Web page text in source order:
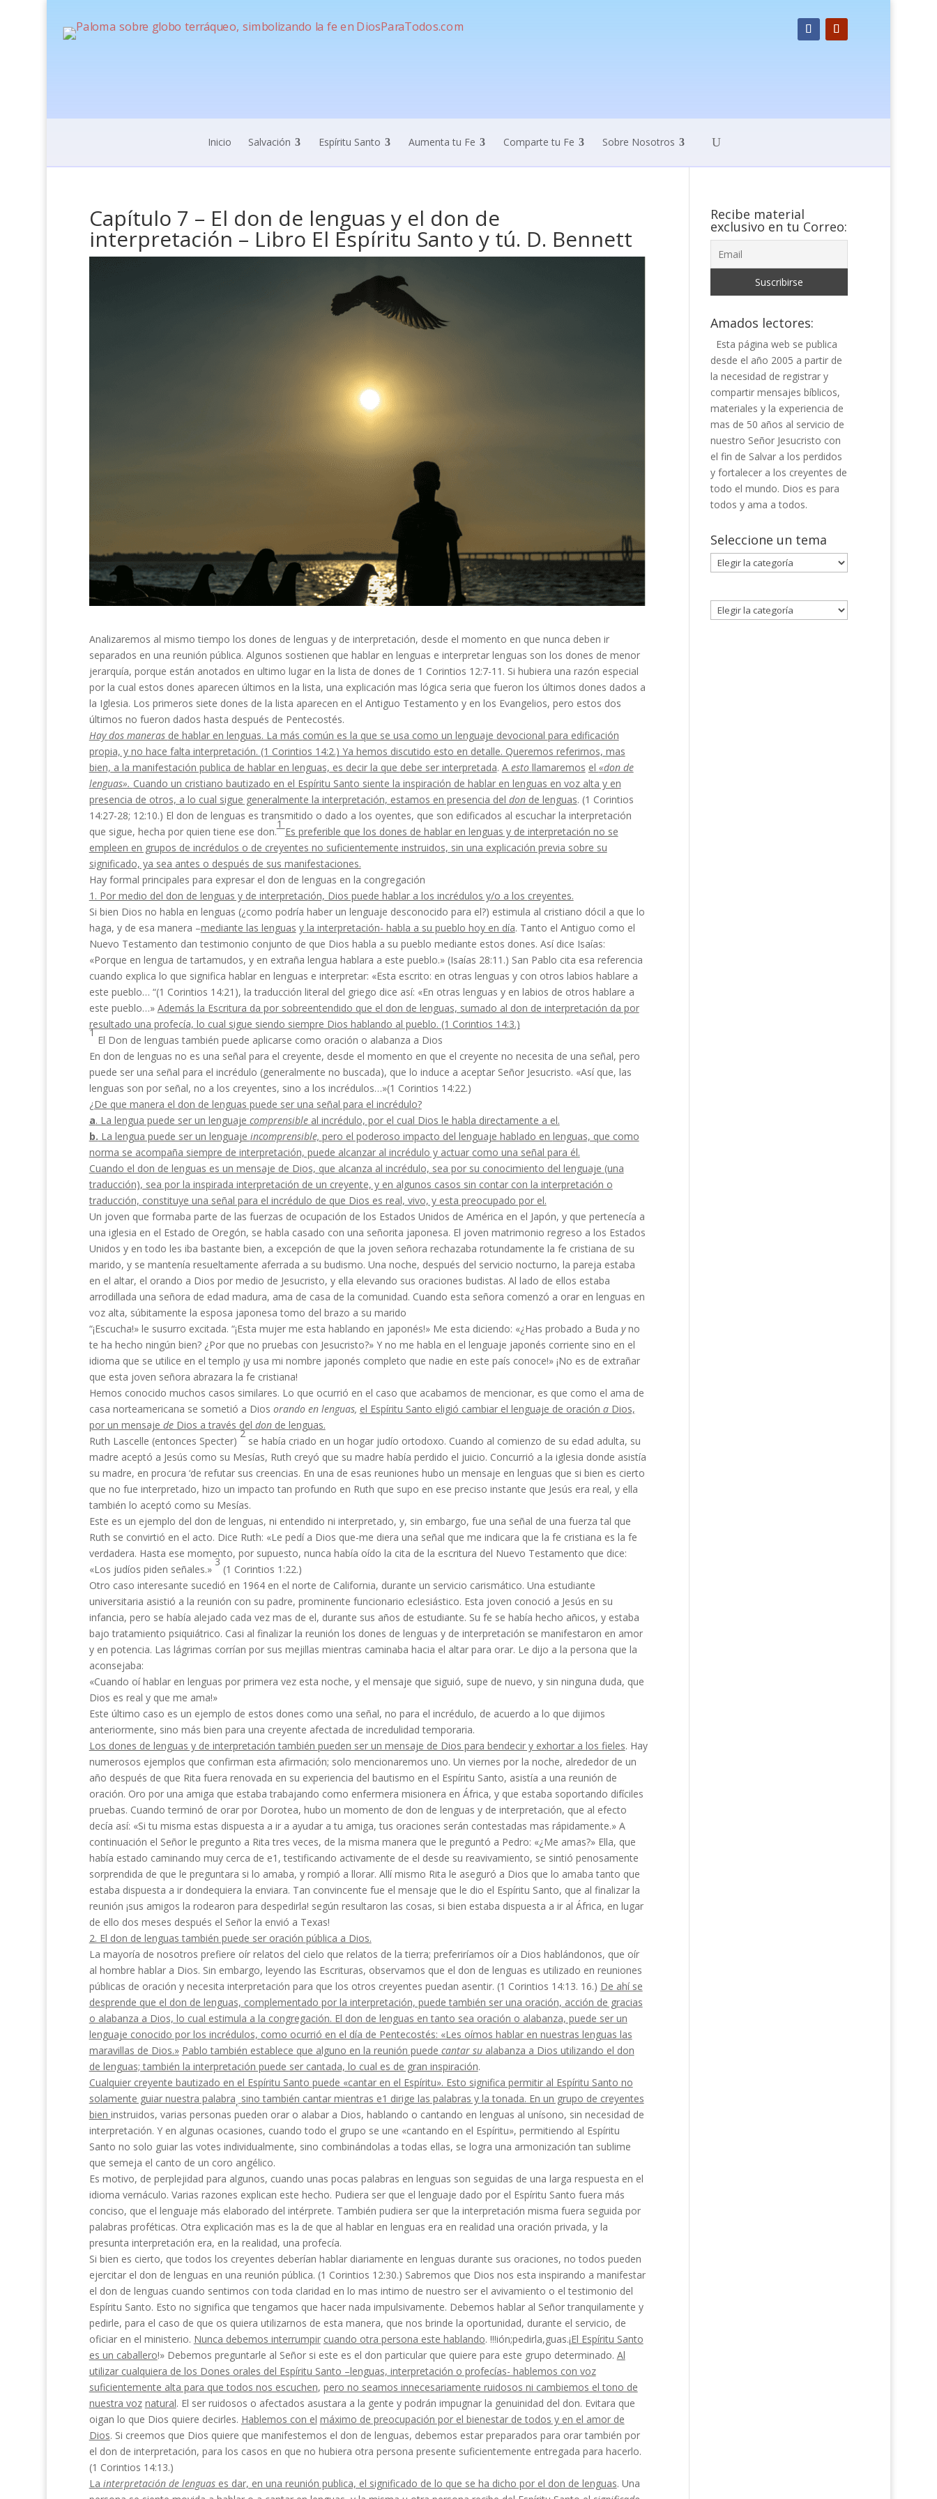
Inicio Salvación Espíritu Santo Aumenta tu Fe Comparte tu Fe Sobre Nosotros
Capítulo 7 – El don de lenguas y el don de
interpretación – Libro El Espíritu Santo y tú. D. Bennett
Analizaremos al mismo tiempo los dones de lenguas y de interpretación, desde el momento en que nunca deben ir
separados en una reunión pública. Algunos sostienen que hablar en lenguas e interpretar lenguas son los dones de menor
jerarquía, porque están anota­dos en ultimo lugar en la lista de dones de 1 Corintios 12:7-11. Si hubiera una razón especial
por la cual estos dones aparecen últimos en la lista, una explicación mas lógica seria que fueron los últimos dones dados a
la Iglesia. Los primeros siete dones de la lista aparecen en el Antiguo Testamento y en los Evan­gelios, pero estos dos
últimos no fueron dados hasta después de Pentecostés.
Haydos maneras de hablar en lenguas. La más común es la que se usa como un lenguaje devocional para edificación
propia, y no hace falta interpretación. (1 Corintios 14:2.) Ya hemos discutido esto en detalle. Queremos referirnos, mas
bien, a la manifestación publica de hablar en lenguas, es decir la que debe ser interpretada. A esto llamaremos el «don de
lenguas». Cuando un cristiano bautizado en el Es­píritu Santo siente la inspiración de hablar en lenguas en voz alta y en
presencia de otros, a lo cual sigue generalmente la interpretación, estamos en pre­sencia del don de lenguas. (1 Corintios
14:27-28; 12:10.) El don de lenguas es transmitido o dado a los oyentes, que son edificados al escuchar la inter­pretación
que sigue, hecha por quien tiene ese don.
1
Es preferible que los dones de hablar en lenguas y de interpretación no se
empleen en grupos de incrédu­los o de creyentes no suficientemente instruidos, sin una explicación previa sobre su
significado, ya sea antes o después de sus manifestaciones.
Hay formal principales para expresar el don de lenguas en la congregación
1. Por medio del don de lenguas y de interpretación, Dios puede hablar a los incrédulos y/o a los creyentes.
Si bien Dios no habla en lenguas (¿como podría haber un lenguaje desconocido para el?) estimula al cristiano dócil a que lo
haga, y de esa manera –me­diante las lenguas y la interpretación- habla a su pueblo hoy en día. Tanto el Antiguo como el
Nuevo Testamento dan testimonio conjunto de que Dios ha­bla a su pueblo mediante estos dones. Así dice Isaías:
«Porque en lengua de tartamudos, y en extraña lengua hablara a este pueblo.» (Isaías 28:11.) San Pablo cita esa referencia
cuando explica lo que significa hablar en lenguas e interpretar: «Esta escrito: en otras lenguas y con otros labios hablare a
este pueblo… “(1 Corintios 14:21), la traducción lite­ral del griego dice así: «En otras lenguas y en labios de otros hablare a
este pueblo…» Además la Escri­tura da por sobreentendido que el don de lenguas, su­mado al don de interpretación da por
resultado una profecía, lo cual sigue siendo siempre Dios hablando al pueblo. (1 Corintios 14:3.)
1
El Don de lenguas también puede aplicarse como oración o alabanza a Dios
En don de lenguas no es una señal para el creyente, desde el momento en que el creyente no necesita de una señal, pero
puede ser una señal para el incrédulo (generalmente no buscada), que lo induce a aceptar Señor Jesucristo. «Así que, las
lenguas son por señal, no a los creyentes, sino a los incrédulos…»(1 Corintios 14:22.)
¿De que manera el don de lenguas puede ser una señal para el incrédulo?
a. La lengua puede ser un lenguaje comprensible al incrédulo, por el cual Dios le habla directamente a el.
b. La lengua puede ser un lenguaje incomprensible, pero el poderoso impacto del lenguaje hablado en lenguas, que como
norma se acompaña siempre de interpretación, puede alcanzar al incrédulo y actuar como una señal para él.
Cuando el don de lenguas es un mensaje de Dios, que alcanza al incrédulo, sea por su conocimiento del lenguaje (una
traducción), sea por la inspirada interpretación de un creyente, y en algunos casos sin con­tar con la interpretación o
traducción, constituye una señal para el incrédulo de que Dios es real, vivo, y esta preocupado por el.
Un joven que formaba parte de las fuerzas de ocu­pación de los Estados Unidos de América en el Japón, y que pertenecía a
una iglesia en el Estado de Oregón, se habla casado con una señorita japonesa. El joven matrimonio regreso a los Estados
Unidos y en todo les iba bastante bien, a excepción de que la joven señora rechazaba rotundamente la fe cristiana de su
marido, y se mantenía resueltamente aferrada a su budismo. Una noche, después del servicio nocturno, la pareja estaba
en el altar, el orando a Dios por medio de Jesucristo, y ella elevando sus oraciones budistas. Al lado de ellos estaba
arrodillada una señora de edad madura, ama de casa de la comuni­dad. Cuando esta señora comenzó a orar en lenguas en
voz alta, súbitamente la esposa japonesa tomo del brazo a su marido
“¡Escucha!» le susurro excitada. “¡Esta mujer me esta hablando en japonés!» Me esta diciendo: «¿Has probado a Buda yno
te ha hecho ningún bien? ¿Por que no pruebas con Jesucristo?» Y no me habla en el lenguaje japonés corriente sino en el
idioma que se utilice en el templo ¡y usa mi nombre japonés com­pleto que nadie en este país conoce!» ¡No es de extrañar
que esta joven señora abrazara la fe cristiana!
Hemos conocido muchos casos similares. Lo que ocu­rrió en el caso que acabamos de mencionar, es que como el ama de
casa norteamericana se sometió a Dios orando en lenguas, el Espíritu Santo eligió cam­biar el lenguaje de oración a Dios,
por un mensaje de Dios a través del don de lenguas.
Ruth Lascelle (entonces Specter)
2
se había criado en un hogar judío ortodoxo. Cuando al comienzo de su edad adulta, su
madre aceptó a Jesús como su Mesías, Ruth creyó que su madre había perdido el juicio. Concurrió a la iglesia donde asistía
su madre, en procura ‘de refutar sus creencias. En una de esas reuniones hubo un mensaje en lenguas que si bien es cierto
que no fue interpretado, hizo un impacto tan profundo en Ruth que supo en ese preciso instante que Jesús era real, y ella
también lo aceptó como su Mesías.
Este es un ejemplo del don de lenguas, ni enten­dido ni interpretado, y, sin embargo, fue una señal de una fuerza tal que
Ruth se convirtió en el acto. Dice Ruth: «Le pedí a Dios que-me diera una señal que me indicara que la fe cristiana es la fe
verda­dera. Hasta ese momento, por supuesto, nunca había oído la cita de la escritura del Nuevo Testamento que dice:
«Los judíos piden señales.»
3
(1 Corintios 1:22.)
Otro caso interesante sucedió en 1964 en el norte de California, durante un servicio carismático. Una estudiante
universitaria asistió a la reunión con su padre, prominente funcionario eclesiástico. Esta joven conoció a Jesús en su
infancia, pero se había alejado cada vez mas de el, durante sus años de estudiante. Su fe se había hecho añicos, y estaba
bajo tratamiento psiquiátrico. Casi al finali­zar la reunión los dones de lenguas y de interpretación se manifestaron en amor
y en potencia. Las lágrimas corrían por sus mejillas mientras caminaba hacia el altar para orar. Le dijo a la persona que la
acon­sejaba:
«Cuando oí hablar en lenguas por primera vez esta noche, y el mensaje que siguió, supe de nuevo, y sin ninguna duda, que
Dios es real y que me ama!»
Este último caso es un ejemplo de estos dones co­mo una señal, no para el incrédulo, de acuerdo a lo que dijimos
anteriormente, sino más bien para una creyente afectada de incredulidad temporaria.
Los dones de lenguas y de interpretación también pueden ser un mensaje de Dios para bendecir y ex­hortar a los fieles. Hay
numerosos ejemplos que con­firman esta afirmación; solo mencionaremos uno. Un viernes por la noche, alrededor de un
año después de que Rita fuera renovada en su experiencia del bau­tismo en el Espíritu Santo, asistía a una reunión de
oración. Oro por una amiga que estaba trabajando como enfermera misionera en África, y que estaba so­portando difíciles
pruebas. Cuando terminó de orar por Dorotea, hubo un momento de don de lenguas y de interpretación, que al efecto
decía así: «Si tu mis­ma estas dispuesta a ir a ayudar a tu amiga, tus ora­ciones serán contestadas mas rápidamente.» A
continuación el Señor le pregunto a Rita tres veces, de la misma manera que le preguntó a Pedro: «¿Me amas?» Ella, que
había estado caminando muy cerca de e1, testificando activamente de el desde su reaviva­miento, se sintió penosamente
sorprendida de que le preguntara si lo amaba, y rompió a llorar. Allí mis­mo Rita le aseguró a Dios que lo amaba tanto que
estaba dispuesta a ir dondequiera la enviara. Tan convincente fue el mensaje que le dio el Espíritu San­to, que al finalizar la
reunión ¡sus amigos la rodearon para despedirla! según resultaron las cosas, si bien estaba dispuesta a ir al África, en lugar
de ello dos meses después el Señor la envió a Texas!
2. El don de lenguas también puede ser oración pública a Dios.
La mayoría de nosotros prefiere oír relatos del cielo que relatos de la tierra; preferiríamos oír a Dios hablándonos, que oír
al hombre hablar a Dios. Sin embargo, leyendo las Escrituras, observamos que el don de lenguas es utilizado en reuniones
públicas de oración y necesita interpretación para que los otros creyentes puedan asentir. (1 Corintios 14:13. 16.) De ahí se
desprende que el don de lenguas, complementado por la interpretación, puede también ser una oración, acción de gracias
o alabanza a Dios, lo cual estimula a la congregación. El don de lenguas en tanto sea oración o alabanza, puede ser un
lenguaje conocido por los incrédulos, como ocurrió en el día de Pentecostés: «Les oímos hablar en nuestras len­guas las
maravillas de Dios.» Pablo también establece que alguno en la reunión puede cantar su alabanza a Dios utilizando el don
de lenguas; también la interpretación puede ser cantada, lo cual es de gran inspiración.
Cualquier creyente bautizado en el Espíritu Santo puede «cantar en el Espíritu». Esto significa permitir al Espíritu Santo no
solamente guiar nuestra pa­labra, sino también cantar mientras e1 dirige las palabras y la tonada. En un grupo de creyentes
bien instruidos, varias personas pueden orar o alabar a Dios, hablando o cantando en lenguas al unísono, sin necesidad de
interpretación. Y en algunas ocasiones, cuando todo el grupo se une «cantando en el Espíritu», permitiendo al Espíritu
Santo no solo guiar las votes individualmente, sino combinándolas a todas ellas, se logra una armonización tan sublime
que se­meja el canto de un coro angélico.
Es motivo, de perplejidad para algunos, cuando unas pocas palabras en lenguas son seguidas de una larga respuesta en el
idioma vernáculo. Varias razo­nes explican este hecho. Pudiera ser que el lenguaje dado por el Espíritu Santo fuera más
conciso, que el lenguaje más elaborado del intérprete. También pu­diera ser que la interpretación misma fuera seguida por
palabras proféticas. Otra explicación mas es la de que al hablar en lenguas era en realidad una oración privada, y la
presunta interpretación era, en la realidad, una profecía.
Si bien es cierto, que todos los creyentes deberían hablar diariamente en lenguas durante sus oraciones, no todos pueden
ejercitar el don de lenguas en una reunión pública. (1 Corintios 12:30.) Sabremos que Dios nos esta inspirando a manifestar
el don de len­guas cuando sentimos con toda claridad en lo mas intimo de nuestro ser el avivamiento o el testimonio del
Espíritu Santo. Esto no significa que tengamos que hacer nada impulsivamente. Debemos hablar al Señor tranquilamente y
pedirle, para el caso de que os quiera utilizarnos de esta manera, que nos brinde la oportunidad, durante el servicio, de
oficiar en el ministerio. Nunca debemos interrumpir cuando otra persona este hablando. !!!ión;pedirla,guas.¡El Espíritu Santo
es un caballero!» Debemos preguntarle al Señor si este es el don particular que quiere para este grupo determinado. Al
utilizar cualquiera de los Dones orales del Espíritu Santo –lenguas, interpretación o profecías- hablemos con voz
suficientemente alta para que todos nos escuchen, pero no seamos innecesariamente ruidosos ni cambie­mos el tono de
nuestra voz natural. El ser ruidosos o afectados asustara a la gente y podrán impugnar la genuinidad del don. Evitara que
oigan lo que Dios quiere decirles. Hablemos con el máximo de preocupación por el bienestar de todos y en el amor de
Dios. Si creemos que Dios quiere que manifestemos el don de lenguas, debemos estar preparados para orar también por
el don de interpretación, para los casos en que no hubiera otra persona presente suficiente­mente entregada para hacerlo.
(1 Corintios 14:13.)
La interpretación de lenguas es dar, en una reunión publica, el significado de lo que se ha dicho por el don de lenguas. Una
Recibe material
exclusivo en tu Correo:
Amados lectores:
Esta página web se publica
desde el año 2005 a partir de
la necesidad de registrar y
compartir mensajes bíblicos,
materiales y la experiencia de
mas de 50 años al servicio de
nuestro Señor Jesucristo con
el fin de Salvar a los perdidos
y fortalecer a los creyentes de
todo el mundo. Dios es para
todos y ama a todos.
Seleccione un tema
Seleccione
un